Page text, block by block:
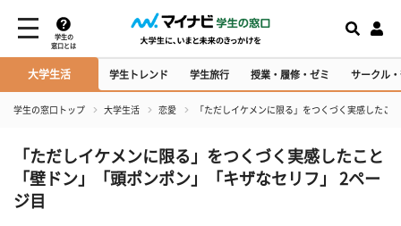
学生の
窓口とは
大学生活 学生トレンド 学生旅行 授業・履修・ゼミ サークル
学生の窓口トップ 大学生活 恋愛 「ただしイケメンに限る」をつくづく実感したこ
「ただしイケメンに限る」をつくづく実感したこと
「壁ドン」「頭ポンポン」「キザなセリフ」 2ペー
ジ目